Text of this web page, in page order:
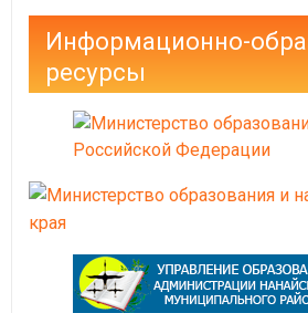
Информационно-
ресурсы